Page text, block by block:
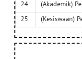
24
(Akademik)
25
(Kesiswaan)